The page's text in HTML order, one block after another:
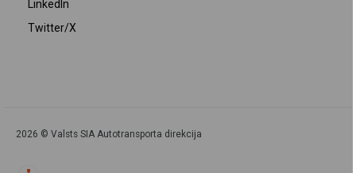
LinkedIn
Twitter/X
2026 © Valsts SIA Autotransporta direkcija